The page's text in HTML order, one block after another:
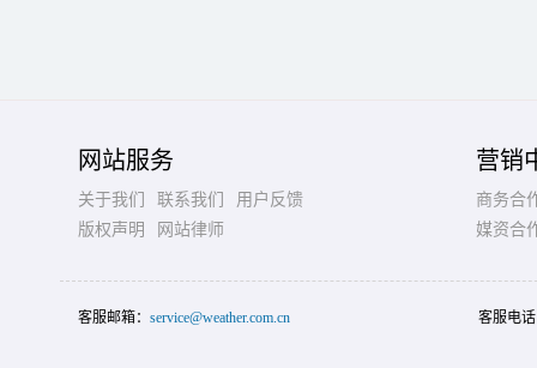
网站服务
关于我们 联系我们
用户反馈
版权声明
网站律师
营销
商务合
媒资合
客服邮箱： service@weather.com.cn 客服电